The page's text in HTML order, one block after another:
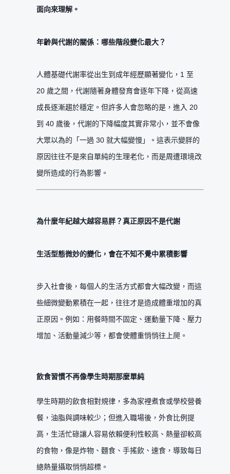
面向來理解。
年齡與代謝的關係：哪些階段變化最大？
人體基礎代謝率從出生到成年經歷顯著變化，1 至
20 歲之間，代謝隨著身體發育會逐年下降，從高速
成長逐漸趨於穩定。但許多人會忽略的是，進入 20
到 40 歲後，代謝的下降幅度其實非常小，並不會像
大眾以為的「一過 30 就大幅變慢」。這表示變胖的
原因往往不是來自單純的生理老化，而是周遭環境改
變所造成的行為影響。
為什麼年紀越大越容易胖？真正原因不是代謝
生活型態微妙的變化，會在不知不覺中累積影響
步入社會後，每個人的生活方式都會大幅改變，而這
些細微變動累積在一起，往往才是造成體重增加的真
正原因。例如：用餐時間不固定、運動量下降、壓力
增加、活動量減少等，都會使體重悄悄往上爬。
飲食習慣不再像學生時期那麼單純
學生時期的飲食相對規律，多為家裡煮食或學校營養
餐，油脂與調味較少；但進入職場後，外食比例提
高，生活忙碌讓人容易依賴便利性較高、熱量卻較高
的食物，像是炸物、麵食、手搖飲、速食，導致每日
總熱量攝取悄悄超標。